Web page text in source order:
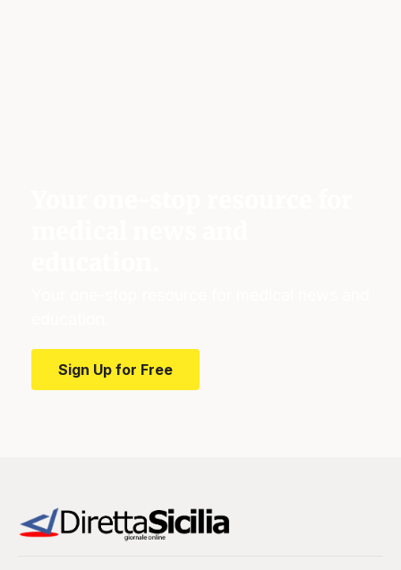
Sign Up for Free